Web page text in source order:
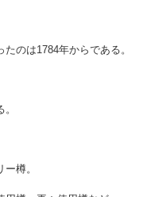
のは1784年からである。
樽。